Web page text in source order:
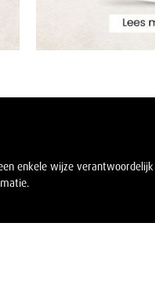
enkele wijze